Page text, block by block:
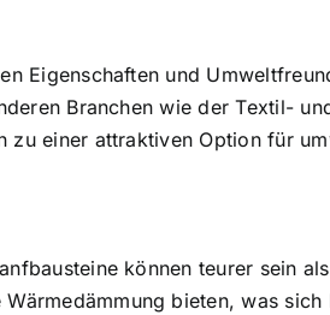
Eigenschaften und
Branchen wie der Textil-
einer attraktiven Option für
können teurer sein
bieten, was